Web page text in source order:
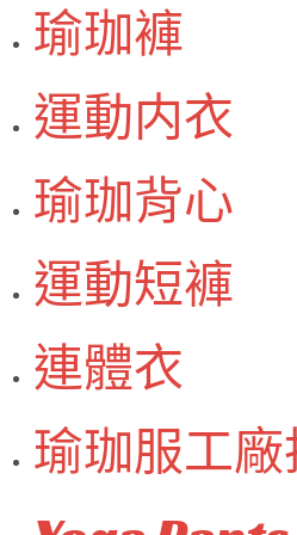
瑜珈褲
運動内衣
瑜珈背心
運動短褲
連體衣
瑜珈服工